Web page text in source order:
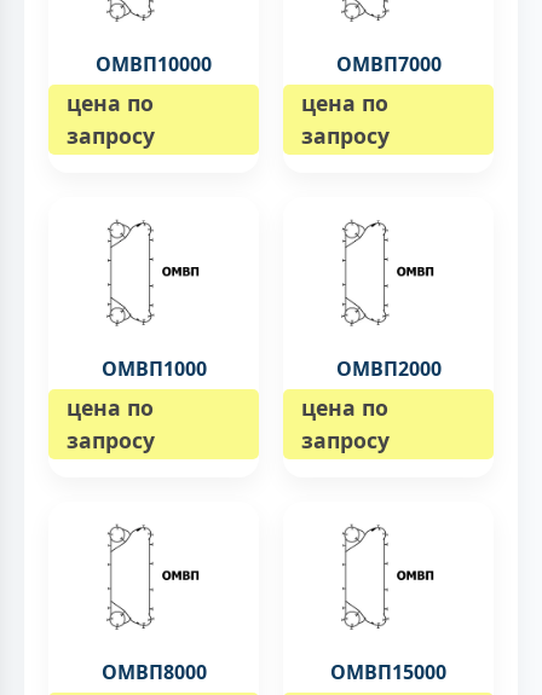
ОМВП10000
цена по
запросу
ОМВП7000
цена по
запросу
ОМВП1000
цена по
запросу
ОМВП2000
цена по
запросу
ОМВП8000 ОМВП15000